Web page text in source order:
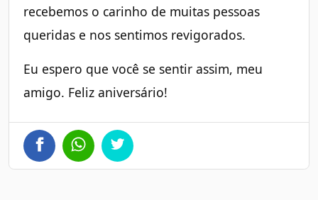
recebemos o carinho de muitas pessoas
queridas e nos sentimos revigorados.
Eu espero que você se sentir assim, meu
amigo. Feliz aniversário!